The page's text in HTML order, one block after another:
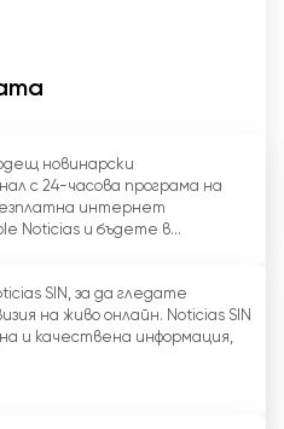
новинарски
с 24-часова програма на
интернет
Noticias и бъдете в...
SIN, за да гледате
на живо онлайн. Noticias SIN
и качествена информация,